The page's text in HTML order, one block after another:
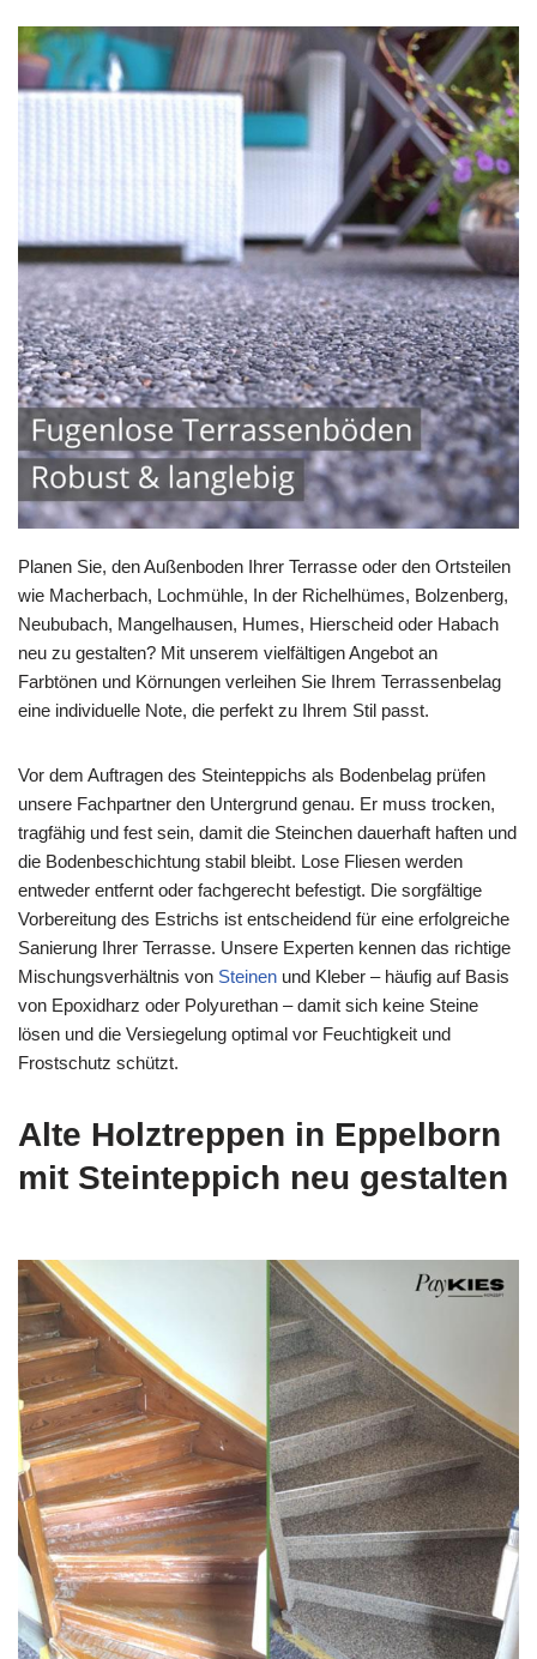
Planen Sie, den Außenboden Ihrer Terrasse oder den Ortsteilen
wie Macherbach, Lochmühle, In der Richelhümes, Bolzenberg,
Neububach, Mangelhausen, Humes, Hierscheid oder Habach
neu zu gestalten? Mit unserem vielfältigen Angebot an
Farbtönen und Körnungen verleihen Sie Ihrem Terrassenbelag
eine individuelle Note, die perfekt zu Ihrem Stil passt.
Vor dem Auftragen des Steinteppichs als Bodenbelag prüfen
unsere Fachpartner den Untergrund genau. Er muss trocken,
tragfähig und fest sein, damit die Steinchen dauerhaft haften und
die Bodenbeschichtung stabil bleibt. Lose Fliesen werden
entweder entfernt oder fachgerecht befestigt. Die sorgfältige
Vorbereitung des Estrichs ist entscheidend für eine erfolgreiche
Sanierung Ihrer Terrasse. Unsere Experten kennen das richtige
Mischungsverhältnis von Steinen und Kleber – häufig auf Basis
von Epoxidharz oder Polyurethan – damit sich keine Steine
lösen und die Versiegelung optimal vor Feuchtigkeit und
Frostschutz schützt.
Alte Holztreppen in Eppelborn
mit Steinteppich neu gestalten